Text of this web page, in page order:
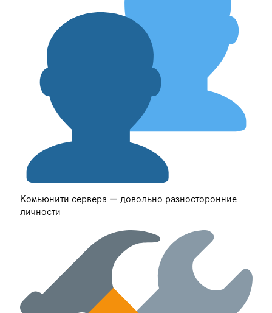
Комьюнити сервера — довольно разносторонние
личности